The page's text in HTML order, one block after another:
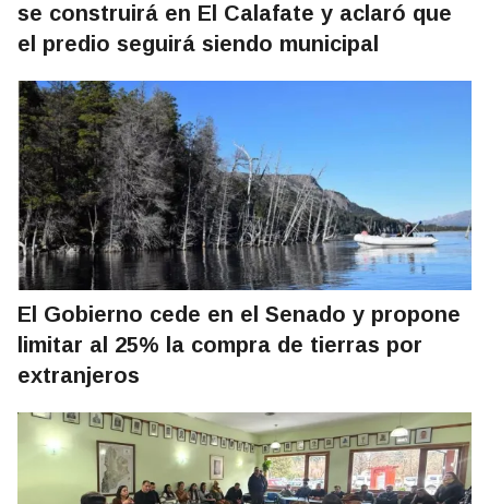
se construirá en El Calafate y aclaró que
el predio seguirá siendo municipal
El Gobierno cede en el Senado y propone
limitar al 25% la compra de tierras por
extranjeros